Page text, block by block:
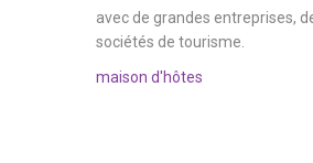
avec de grandes entreprises,
sociétés de tourisme.
maison d'hôtes